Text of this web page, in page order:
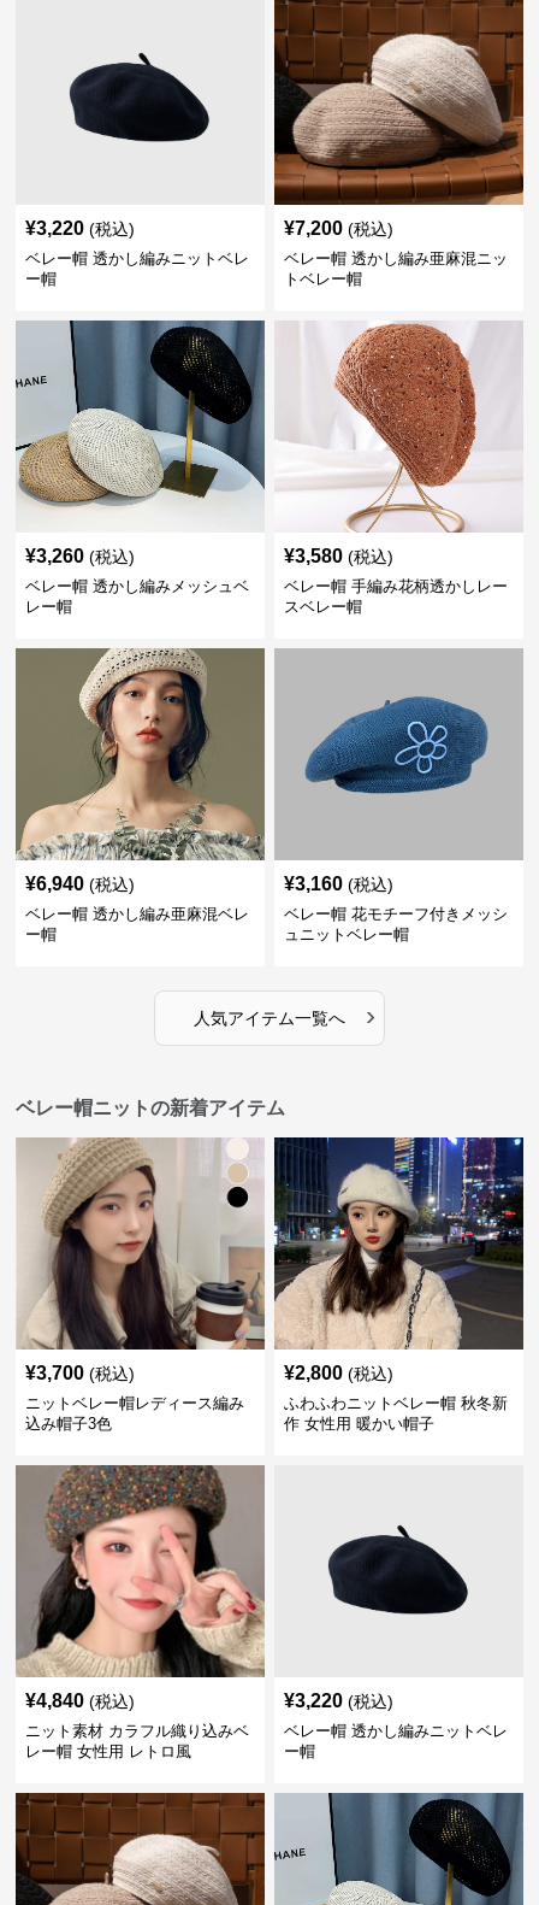
¥3,220 (税込)
ベレー帽 透かし編みニットベレ
ー帽
¥7,200 (税込)
ベレー帽 透かし編み亜麻混ニッ
トベレー帽
¥3,260 (税込)
ベレー帽 透かし編みメッシュベ
レー帽
¥3,580 (税込)
ベレー帽 手編み花柄透かしレー
スベレー帽
¥6,940 (税込)
ベレー帽 透かし編み亜麻混ベレ
ー帽
¥3,160 (税込)
ベレー帽 花モチーフ付きメッシ
ュニットベレー帽
人気アイテム一覧へ ›
ベレー帽ニットの新着アイテム
¥3,700 (税込)
ニットベレー帽レディース編み
込み帽子3色
¥2,800 (税込)
ふわふわニットベレー帽 秋冬新
作 女性用 暖かい帽子
¥4,840 (税込)
ニット素材 カラフル織り込みベ
レー帽 女性用 レトロ風
¥3,220 (税込)
ベレー帽 透かし編みニットベレ
ー帽